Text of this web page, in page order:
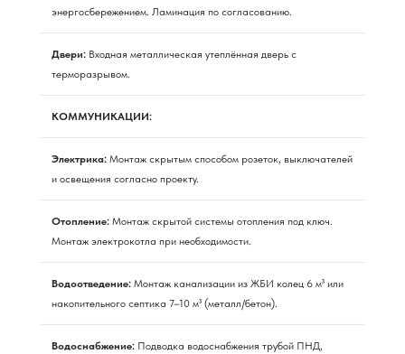
энергосбережением. Ламинация по согласованию.
Двери: Входная металлическая утеплённая дверь с
терморазрывом.
КОММУНИКАЦИИ:
Электрика: Монтаж скрытым способом розеток, выключателей
и освещения согласно проекту.
Отопление: Монтаж скрытой системы отопления под ключ.
Монтаж электрокотла при необходимости.
Водоотведение: Монтаж канализации из ЖБИ колец 6 м³ или
накопительного септика 7–10 м³ (металл/бетон).
Водоснабжение: Подводка водоснабжения трубой ПНД,